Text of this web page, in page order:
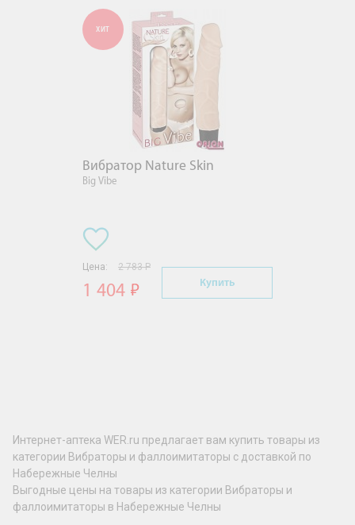
ХИТ
Вибратор Nature Skin
Big Vibe
Цена: 2 783 Р
1 404 Купить
Интернет-аптека WER.ru предлагает вам купить товары из
категории Вибраторы и фаллоимитаторы с доставкой по
Набережные Челны
Выгодные цены на товары из категории Вибраторы и
фаллоимитаторы в Набережные Челны